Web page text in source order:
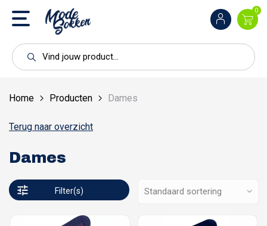
0
Home Producten Dames
Terug naar overzicht
Dames
Filter(s)